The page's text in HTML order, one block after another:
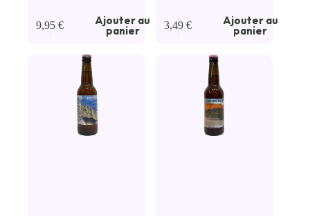
9,95€ Ajouter au
panier 3,49€ Ajouter au
panier